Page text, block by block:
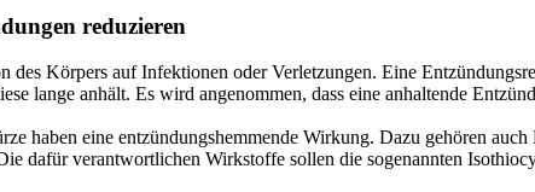
reduzieren
des Körpers auf Infektionen oder Verletzungen. Eine
lange anhält. Es wird angenommen, dass eine anhaltende
haben eine entzündungshemmende Wirkung. Dazu gehören
dafür verantwortlichen Wirkstoffe sollen die sogenannten